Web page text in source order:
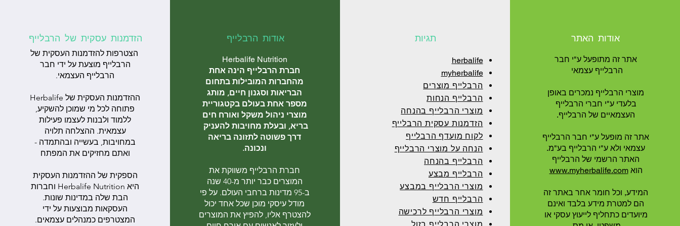
הזדמנות עסקית של הרבלייף
הצטרפות להזדמנות העסקית של
הרבלייף מוצעת על ידי חבר
הרבלייף העצמאי.
ההזדמנות העסקית של Herbalife
פתוחה לכל מי שמוכן להשקיע,
ללמוד ולבנות לעצמו פעילות
עצמאית. ההצלחה תלויה
במחויבות, בעשייה ובהתמדה -
ואתם מחזיקים את המפתח
הספקית של ההזדמנות העסקית
היא Herbalife Nutrition וחברות
הבת שלה במדינות שונות.
העסקאות מבוצעות על ידי
המצטרפים כמנהלים עצמאים.
אודות הרבלייף
Herbalife Nutrition
חברת הרבלייף הינה אחת
מהחברות המובילות בתחום
הבריאות וסגנון חיים, מותג
מספר אחת בעולם בקטגוריית
מוצרי ניהול משקל ואורח חים
בריא, ובעלת מחויבות להעניק
דרך פשוטה לתזונה בריאה
ונכונה.
חברת הרבלייף משווקת את
המוצרים כבר יותר מ-40 שנה
ב-95 מדינות ברחבי העולם. על פי
מודל עיסקי מוכן שכל אחד יכול
להצטרף אליו, להפיץ את המוצרים
תגיות
herbalife
myherbalife
הרבלייף מוצרים
הרבלייף הנחות
מוצרי הרבלייף בהנחה
הזדמנות עסקית הרבלייף
לקוח מועדף הרבלייף
הנחה על מוצרי הרבלייף
הרבלייף בהנחה
הרבלייף מבצע
מוצרי הרבלייף במבצע
הרבלייף חדש
מוצרי הרבלייף לרכישה
אודות האתר
אתר זה מתופעל ע"י חבר
הרבלייף עצמאי
מוצרי הרבלייף נמכרים באופן
בלעדי ע"י חברי הרבלייף
העצמאיים של הרבלייף.
אתר זה מופעל ע"י חבר הרבלייף
עצמאי ולא ע"י הרבלייף בע"מ.
האתר הרשמי של הרבלייף
הואwww.myherbalife.com
המידע, וכל חומר אחר באתר זה
הם למטרת מידע בלבד ואינם
מיועדים כתחליף לייעוץ עסקי או